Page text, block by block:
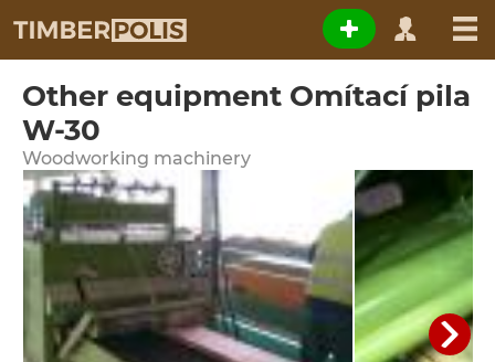
Other equipment Omítací pila
W-30
Woodworking machinery